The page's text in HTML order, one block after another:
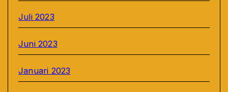
Juli 2023
Juni 2023
Januari 2023